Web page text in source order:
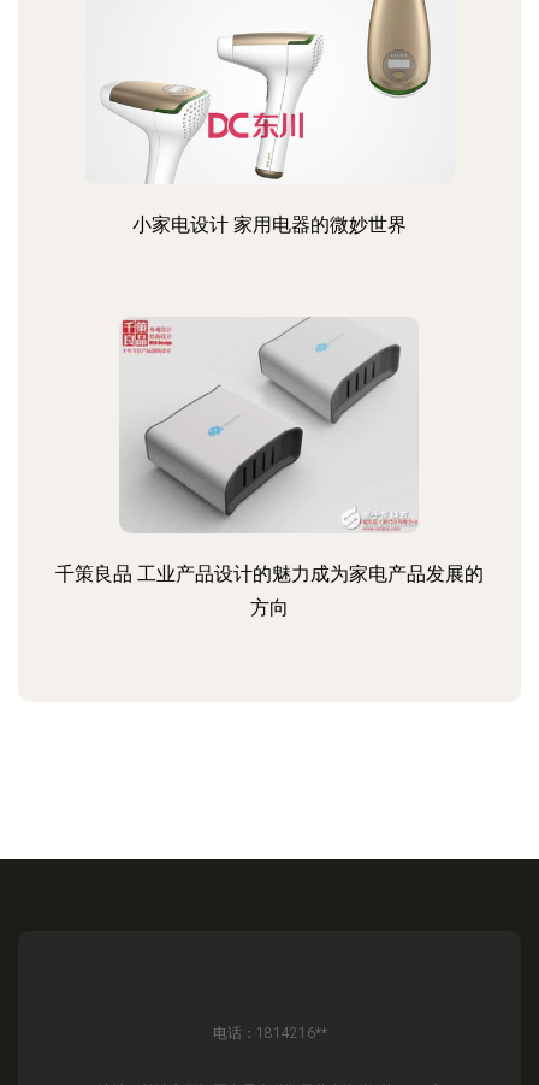
小家电设计 家用电器的微妙世界
千策良品 工业产品设计的魅力成为家电产品发展的
方向
电话：1814216**